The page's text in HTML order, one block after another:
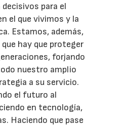
para el
el que vivimos y la
Estamos, además,
hay que proteger
forjando
nuestro amplio
a su servicio.
el futuro al
en tecnología,
Haciendo que pase